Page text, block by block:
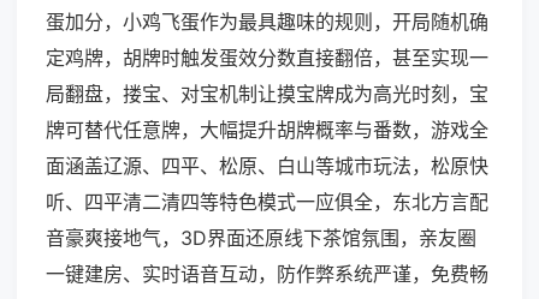
蛋加分，小鸡飞蛋作为最具趣味的规则，开局随机确
定鸡牌，胡牌时触发蛋效分数直接翻倍，甚至实现一
局翻盘，搂宝、对宝机制让摸宝牌成为高光时刻，宝
牌可替代任意牌，大幅提升胡牌概率与番数，游戏全
面涵盖辽源、四平、松原、白山等城市玩法，松原快
听、四平清二清四等特色模式一应俱全，东北方言配
音豪爽接地气，3D界面还原线下茶馆氛围，亲友圈
一键建房、实时语音互动，防作弊系统严谨，免费畅